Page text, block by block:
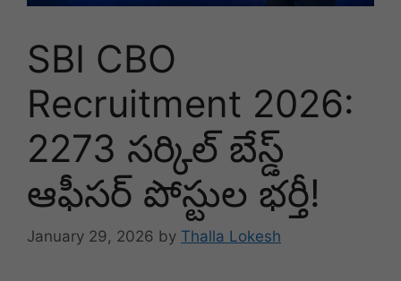
SBI CBO
Recruitment 2026:
2273 సర్కిల్ బేస్డ్
ఆఫీసర్ పోస్టుల భర్తీ!
January 29, 2026 by Thalla Lokesh